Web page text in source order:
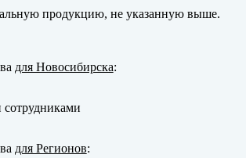
продукцию, не указанную выше.
для Новосибирска:
для Регионов: